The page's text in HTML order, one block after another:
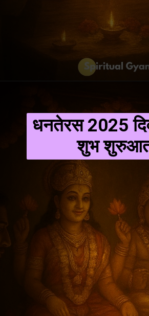
धनतेरस 2025
शुभ